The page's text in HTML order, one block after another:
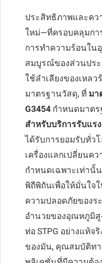
ประสิทธิภาพและคว
ใหม่—ที่ครอบคลุมกา
การทำความร้อนใน
สมบูรณ์ของส่วนปร
ใช้ลำเลียงของเหล
มาตรฐานวัสดุ, ที่ มา
G3454 กำหนดมาต
สำหรับบริการรับแร
ได้รับการยอมรับทั่ว
เครื่องแลกเปลี่ยนค
กำหนดเฉพาะเท่านั้
พิถีพิถันเพื่อให้มั่นใจ
ความปลอดภัยของร
อำนวยของอุณหภูมิ
ท่อ STPG อย่างแท้จ
ของมัน, คุณสมบัติทา